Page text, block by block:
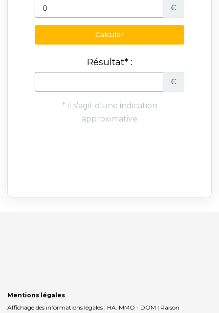
Mentions légales
Affichage des informations légales : HA.IMMO - DOM | Raison